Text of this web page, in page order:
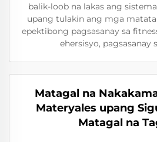
balik-loob na lakas ang
upang tulakin ang mga
epektibong pagsasanay sa
ehersisyo, pagsasanay
Matagal na
Materyales upang
Matagal na